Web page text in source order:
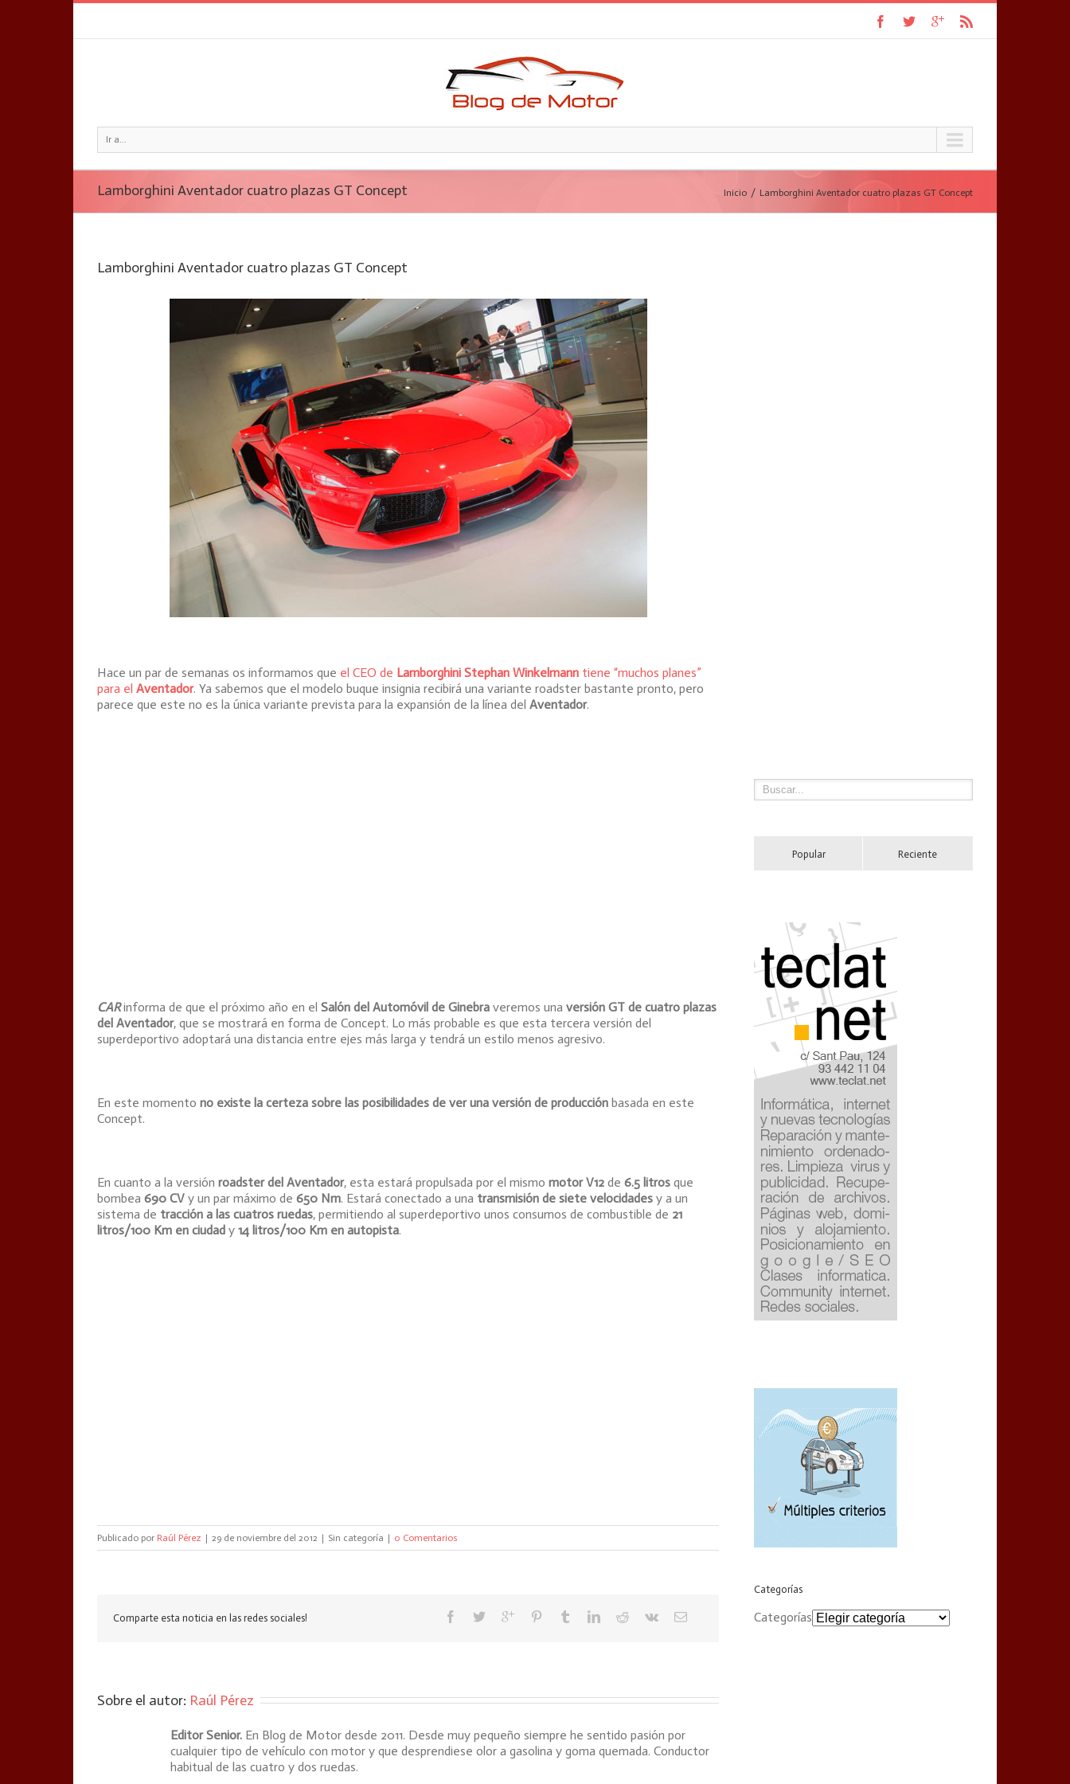
Ir a...
Lamborghini Aventador cuatro plazas GT Concept Inicio Lamborghini Aventador cuatro plazas GT Concept
Lamborghini Aventador cuatro plazas GT Concept
Hace un par de semanas os informamos que el CEO de Lamborghini Stephan Winkelmann tiene “muchos planes”
para el Aventador. Ya sabemos que el modelo buque insignia recibirá una variante roadster bastante pronto, pero
parece que este no es la única variante prevista para la expansión de la línea del Aventador.
CARinforma de que el próximo año en el Salón del Automóvil de Ginebra veremos una versión GT de cuatro plazas
del Aventador, que se mostrará en forma de Concept. Lo más probable es que esta tercera versión del
superdeportivo adoptará una distancia entre ejes más larga y tendrá un estilo menos agresivo.
En este momento no existe la certeza sobre las posibilidades de ver una versión de producción basada en este
Concept.
En cuanto a la versión roadster del Aventador, esta estará propulsada por el mismo motor V12 de 6.5 litros que
bombea 690 CV y un par máximo de 650 Nm. Estará conectado a una transmisión de siete velocidades y a un
sistema de tracción a las cuatros ruedas, permitiendo al superdeportivo unos consumos de combustible de 21
litros/100 Km en ciudad y 14 litros/100 Km en autopista.
Publicado por Raúl Pérez | 29 de noviembre del 2012 | Sin categoría | 0 Comentarios
Comparte esta noticia en las redes sociales!
Sobre el autor: Raúl Pérez
Editor Senior. En Blog de Motor desde 2011. Desde muy pequeño siempre he sentido pasión por
cualquier tipo de vehículo con motor y que desprendiese olor a gasolina y goma quemada. Conductor
habitual de las cuatro y dos ruedas.
Popular Reciente
Categorías
Categorías